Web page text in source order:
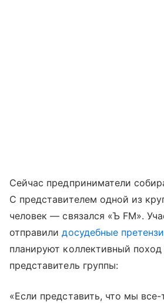
Сейчас предприниматели
С представителем одной из
человек — связался «Ъ FM».
отправилидосудебные
планируют коллективный поход
представитель группы:
«Если представить, что мы